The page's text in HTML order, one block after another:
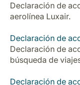
Declaración de
aerolínea Luxair.
Declaración de
Declaración de
búsqueda de
Declaración de